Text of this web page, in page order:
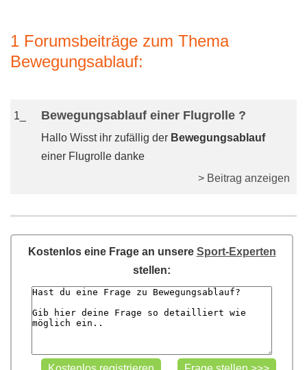
1 Forumsbeiträge zum Thema
Bewegungsablauf:
1_ Bewegungsablauf einer Flugrolle ?
Hallo Wisst ihr zufällig der Bewegungsablauf
einer Flugrolle danke
> Beitrag anzeigen
Kostenlos eine Frage an unsere Sport-Experten
stellen: